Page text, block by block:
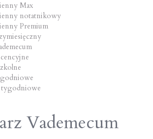
Max
notatnikowy
Premium
tygodniowe
Vademecum